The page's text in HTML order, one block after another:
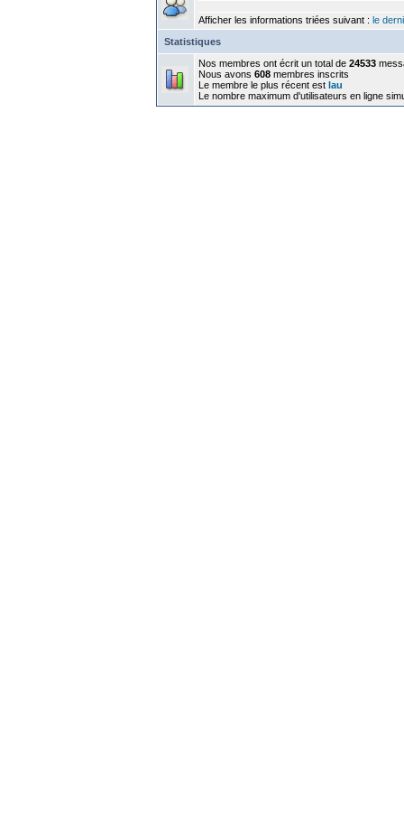
Afficher les informations triées suivant : le
Statistiques
Nos membres ont écrit un total de 24533
Nous avons 608 membres inscrits
Le membre le plus récent est lau
Le nombre maximum d'utilisateurs en ligne